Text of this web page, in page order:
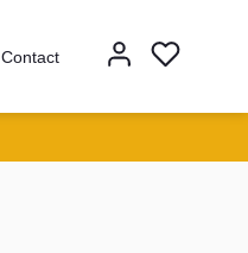
Contact